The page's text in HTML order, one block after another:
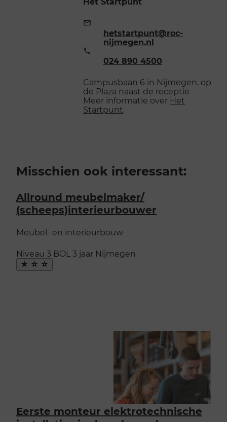
mailadres:
hetstartpunt@roc-
nijmegen.nl
024 890 4500
Campusbaan 6 in Nijmegen, op
de Plaza naast de receptie
Meer informatie over Het
Startpunt.
Misschien ook interessant:
Allround meubelmaker/​
(scheeps)interieurbouwer
Meubel- en interieurbouw
Niveau 3 BOL 3 jaar Nijmegen
Maak
favoriet
Eerste monteur elektrotechnische